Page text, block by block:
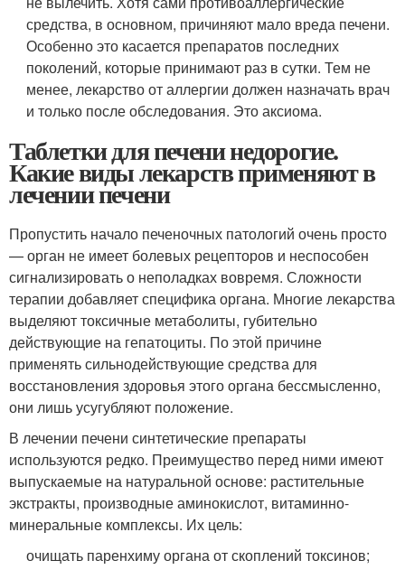
средства, в основном, причиняют мало вреда печени.
Особенно это касается препаратов последних
поколений, которые принимают раз в сутки. Тем не
менее, лекарство от аллергии должен назначать врач
и только после обследования. Это аксиома.
Таблетки для печени недорогие.
Какие виды лекарств применяют в
лечении печени
Пропустить начало печеночных патологий очень просто
— орган не имеет болевых рецепторов и неспособен
сигнализировать о неполадках вовремя. Сложности
терапии добавляет специфика органа. Многие лекарства
выделяют токсичные метаболиты, губительно
действующие на гепатоциты. По этой причине
применять сильнодействующие средства для
восстановления здоровья этого органа бессмысленно,
они лишь усугубляют положение.
В лечении печени синтетические препараты
используются редко. Преимущество перед ними имеют
выпускаемые на натуральной основе: растительные
экстракты, производные аминокислот, витаминно-
минеральные комплексы. Их цель:
очищать паренхиму органа от скоплений токсинов;